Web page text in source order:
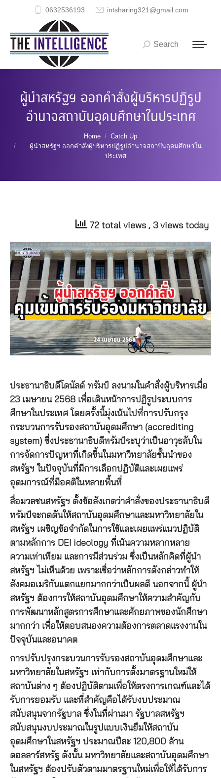
0632536193 intsharing321@gmail.com
Search:
Search
ผู้นำสหรัฐฯ ออกคำสั่งผู้บริหารปฏิรูป
อำนาจสถาบันอุดมศึกษาในประเทศ
Home
Catch Up
ผู้นำสหรัฐฯ ออกคำสั่งผู้บริหารปฏิรูปอำนาจสถาบันอุดมศึกษาใน
ประเทศ
72 total views , 3 views today
ประธานาธิบดีโดนัลด์ ทรัมป์ ลงนามในคำสั่งผู้บริหารเมื่อ
23 เมษายน 2568 เพื่อเดินหน้าการปฏิรูประบบการ
ศึกษาในประเทศ โดยครั้งนี้มุ่งเน้นไปที่การปรับกรุง
กระบวนการรับรองสถาบันอุดมศึกษา (accrediting
system) ซึ่งประธานาธิบดีทรัมป์ระบุว่าเป็นอาวุธลับใน
การจัดการปัญหาที่เกิดขึ้นในมหาวิทยาลัยชั้นนำของ
สหรัฐฯ ในปัจจุบันที่มีการเลือกปฏิบัติและเผยแพร่
อุดมการณ์ที่มีอคติในหลายพื้นที่
สื่อมวลชนสหรัฐฯ ตั้งข้อสังเกตว่าคำสั่งของประธานาธิบดี
ทรัมป์จะกดดันให้สถาบันอุดมศึกษาและมหาวิทยาลัยใน
สหรัฐฯ เผชิญข้อจำกัดในการใช้และเผยแพร่แนวปฏิบัติ
ตามหลักการ DEI ideology ที่เน้นความหลากหลาย
ความเท่าเทียม และการมีส่วนร่วม ซึ่งเป็นหลักคิดที่ผู้นำ
สหรัฐฯ ไม่เห็นด้วย เพราะเชื่อว่าหลักการดังกล่าวทำให้
สังคมอเมริกันแตกแยกมากกว่าเป็นผลดี นอกจากนี้ ผู้นำ
สหรัฐฯ ต้องการให้สถาบันอุดมศึกษาให้ความสำคัญกับ
การพัฒนาหลักสูตรการศึกษาและศักยภาพของนักศึกษา
มากกว่า เพื่อให้ตอบสนองความต้องการตลาดแรงงานใน
ปัจจุบันและอนาคต
การปรับปรุงกระบวนการรับรองสถาบันอุดมศึกษาและ
มหาวิทยาลัยในสหรัฐฯ เท่ากับการตั้งมาตรฐานใหม่ให้
สถาบันต่าง ๆ ต้องปฏิบัติตามเพื่อให้ตรงการเกณฑ์และได้
รับการยอมรับ และที่สำคัญคือได้รับงบประมาณ
สนับสนุนจากรัฐบาล ซึ่งในที่ผ่านมา รัฐบาลสหรัฐฯ
สนับสนุนงบประมาณในรูปแบบเงินยืมให้สถาบัน
อุดมศึกษาในสหรัฐฯ ประมาณปีละ 120,800 ล้าน
ดอลลาร์สหรัฐ ดังนั้น มหาวิทยาลัยและสถาบันอุดมศึกษา
ในสหรัฐฯ ต้องปรับตัวตามมาตรฐานใหม่เพื่อให้ได้รับการ